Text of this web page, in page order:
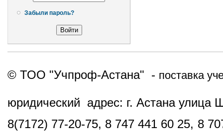
Забыли пароль?
© ТОО "Учпроф-Астана" - поставка
юридический адрес: г. Астана
8(7172) 77-20-75, 8 747 441 60 25, 8